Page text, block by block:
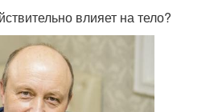
влияет на тело?